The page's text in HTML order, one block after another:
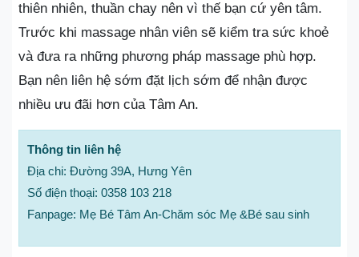
thiên nhiên, thuần chay nên vì thế bạn cứ yên tâm.
Trước khi massage nhân viên sẽ kiểm tra sức khoẻ
và đưa ra những phương pháp massage phù hợp.
Bạn nên liên hệ sớm đặt lịch sớm để nhận được
nhiều ưu đãi hơn của Tâm An.
Thông tin liên hệ
Địa chi: Đường 39A, Hưng Yên
Số điện thoại: 0358 103 218
Fanpage: Mẹ Bé Tâm An-Chăm sóc Mẹ &Bé sau sinh